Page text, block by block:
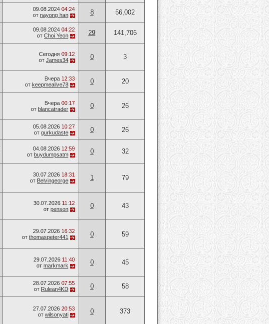
09.08.2024 04:24
от nayong han 8 56,002
09.08.2024 04:22
от Choi Yeon 29 141,706
Сегодня 09:12
от James34 0 3
Вчера 12:33
от keepmealive78 0 20
Вчера 00:17
от blancatrader 0 26
05.08.2026 10:27
от gurkudaste 0 26
04.08.2026 12:59
от buydumpsatm 0 32
30.07.2026 18:31
от Belvingeorge 1 79
30.07.2026 11:12
от penson 0 43
29.07.2026 16:32
от thomaspeter441 0 59
29.07.2026 11:40
от markmark 0 45
28.07.2026 07:55
от Rulean4KD 0 58
27.07.2026 20:53
от wilsonyati 0 373